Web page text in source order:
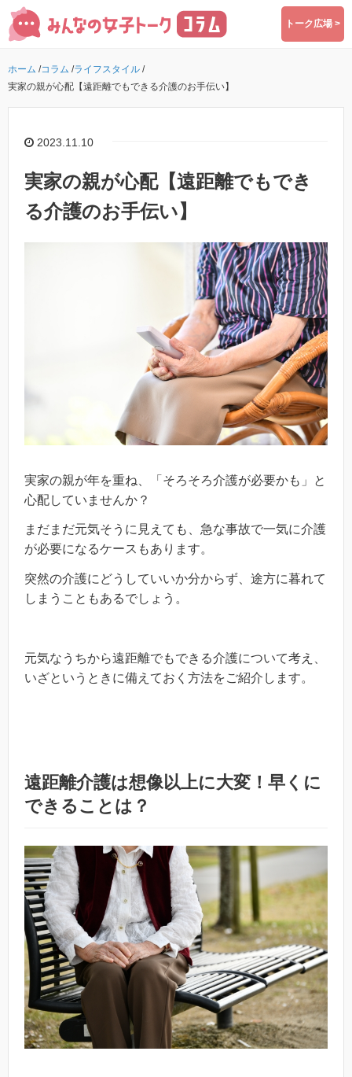
トーク広場 >
ホーム /コラム /ライフスタイル /
実家の親が心配【遠距離でもできる介護のお手伝い】
2023.11.10
実家の親が心配【遠距離でもでき
る介護のお手伝い】
実家の親が年を重ね、「そろそろ介護が必要かも」と
心配していませんか？
まだまだ元気そうに見えても、急な事故で一気に介護
が必要になるケースもあります。
突然の介護にどうしていいか分からず、途方に暮れて
しまうこともあるでしょう。
元気なうちから遠距離でもできる介護について考え、
いざというときに備えておく方法をご紹介します。
遠距離介護は想像以上に大変！早くに
できることは？